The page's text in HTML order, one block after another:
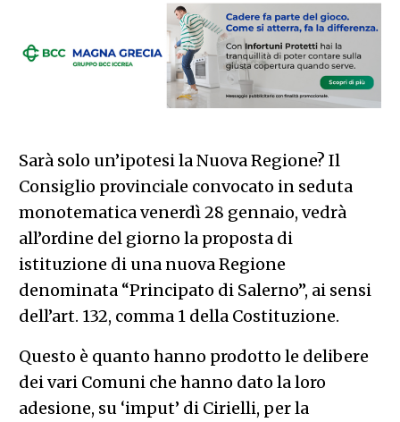
Sarà solo un’ipotesi la Nuova Regione? Il
Consiglio provinciale convocato in seduta
monotematica venerdì 28 gennaio, vedrà
all’ordine del giorno la proposta di
istituzione di una nuova Regione
denominata “Principato di Salerno”, ai sensi
dell’art. 132, comma 1 della Costituzione.
Questo è quanto hanno prodotto le delibere
dei vari Comuni che hanno dato la loro
adesione, su ‘imput’ di Cirielli, per la